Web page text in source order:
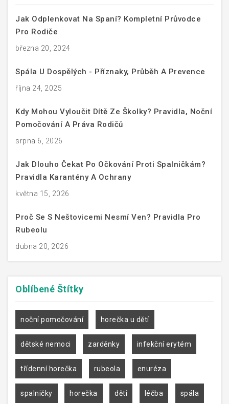
Jak Odplenkovat Na Spaní? Kompletní Průvodce
Pro Rodiče
března 20, 2024
Spála U Dospělých - Příznaky, Průběh A Prevence
října 24, 2025
Kdy Mohou Vyloučit Dítě Ze Školky? Pravidla, Noční
Pomočování A Práva Rodičů
srpna 6, 2026
Jak Dlouho Čekat Po Očkování Proti Spalničkám?
Pravidla Karantény A Ochrany
května 15, 2026
Proč Se S Neštovicemi Nesmí Ven? Pravidla Pro
Rubeolu
dubna 20, 2026
Oblíbené Štítky
noční pomočování horečka u dětí
dětské nemoci zarděnky infekční erytém
třídenní horečka rubeola enuréza
spalničky horečka děti léčba spála